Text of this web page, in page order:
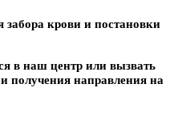
крови и постановки
в наш центр или вызвать
получения направления на